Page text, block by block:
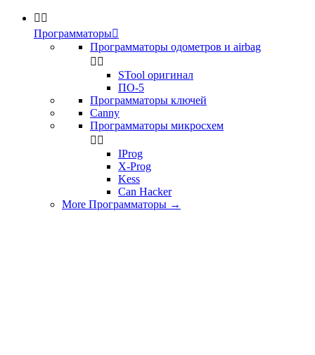
 
Программаторы
Программаторы одометров и airbag
 
STool оригинал
ПО-5
Программаторы ключей
Canny
Программаторы микросхем
 
IProg
X-Prog
Kess
Can Hacker
More Программаторы →